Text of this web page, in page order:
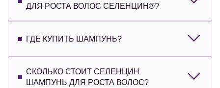
ДЛЯ РОСТА ВОЛОС СЕЛЕНЦИН®?
ГДЕ КУПИТЬ ШАМПУНЬ?
СКОЛЬКО СТОИТ СЕЛЕНЦИН
ШАМПУНЬ ДЛЯ РОСТА ВОЛОС?